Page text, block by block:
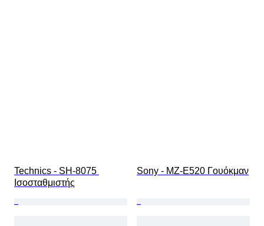
Technics - SH-8075
Ισοσταθμιστής
Sony - MZ-E520 Γουόκμαν